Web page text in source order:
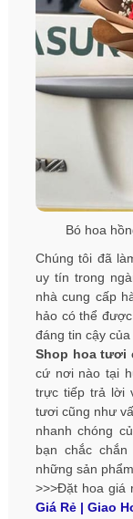
Bó hoa
Chúng tôi đã
uy tín trong
nhà cung cấp
hảo có thể
đáng tin cậy của
Shop hoa tươi
cứ nơi nào tại
trực tiếp trả lời
tươi cũng như
nhanh chóng
bạn chắc
những sản
>>>Đặt hoa giá
Giá Rẻ | Giao